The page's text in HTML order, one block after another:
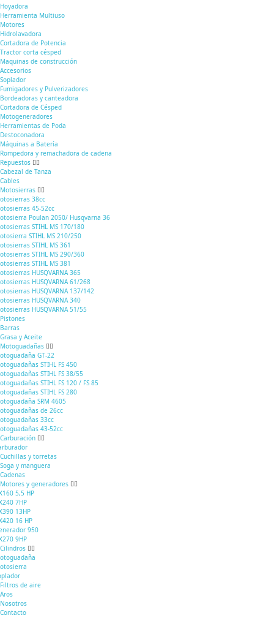
Hoyadora
Herramienta Multiuso
Motores
Hidrolavadora
Cortadora de Potencia
Tractor corta césped
Maquinas de construcción
Accesorios
Soplador
Fumigadores y Pulverizadores
Bordeadoras y canteadora
Cortadora de Césped
Motogeneradores
Herramientas de Poda
Destoconadora
Máquinas a Batería
Rompedora y remachadora de cadena
Repuestos
Cabezal de Tanza
Cables
Motosierras
38cc
45-52cc
Poulan 2050/ Husqvarna 36
STIHL MS 170/180
STIHL MS 210/250
STIHL MS 361
STIHL MS 290/360
STIHL MS 381
HUSQVARNA 365
HUSQVARNA 61/268
HUSQVARNA 137/142
HUSQVARNA 340
HUSQVARNA 51/55
Pistones
Barras
Grasa y Aceite
Motoguadañas
GT-22
STIHL FS 450
STIHL FS 38/55
STIHL FS 120 / FS 85
STIHL FS 280
SRM 4605
de 26cc
33cc
43-52cc
Carburación
Cuchillas y torretas
Soga y manguera
Cadenas
Motores y generadores
5,5 HP
7HP
13HP
16 HP
950
9HP
Cilindros
Filtros de aire
Aros
Nosotros
Contacto